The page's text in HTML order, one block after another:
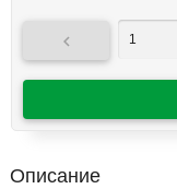

Описание